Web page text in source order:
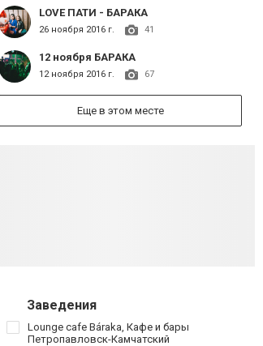
LOVE ПАТИ - БАРАКА
26 ноября 2016 г. 41
12 ноября БАРАКА
12 ноября 2016 г. 67
Еще в этом месте
Заведения
Lounge cafe Báraka, Кафе и бары
Петропавловск-Камчатский